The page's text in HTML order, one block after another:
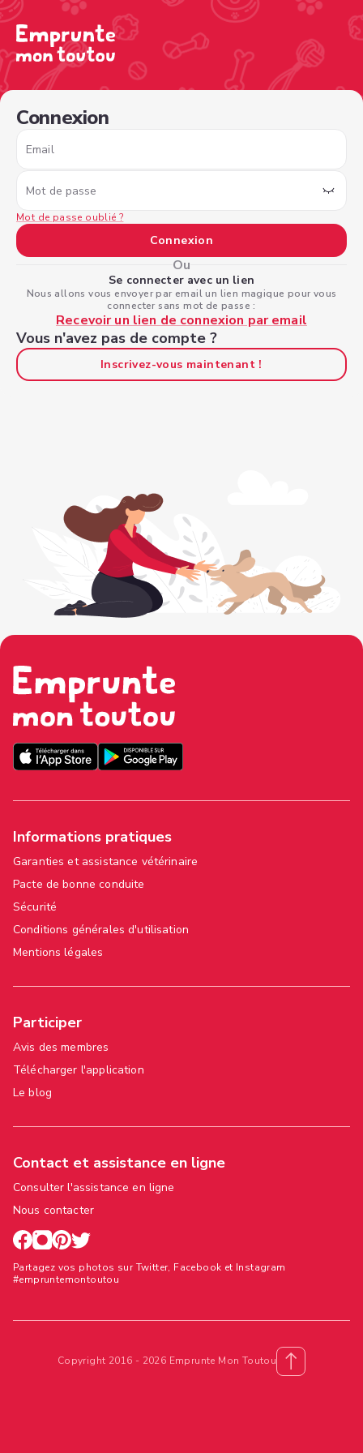
Connexion
Email
Mot de passe
Mot de passe oublié ?
Connexion
Ou
Se connecter avec un lien
Nous allons vous envoyer par email un lien magique pour vous
connecter sans mot de passe :
Recevoir un lien de connexion par email
Vous n'avez pas de compte ?
Inscrivez-vous maintenant !
Informations pratiques
Garanties et assistance vétérinaire
Pacte de bonne conduite
Sécurité
Conditions générales d'utilisation
Mentions légales
Participer
Avis des membres
Télécharger l'application
Le blog
Contact et assistance en ligne
Consulter l'assistance en ligne
Nous contacter
Partagez vos photos sur Twitter, Facebook et Instagram
#empruntemontoutou
Copyright 2016 - 2026 Emprunte Mon Toutou
/sign-in?nextPage=%2Fview-profile%2Ffb128a0d-73bd-